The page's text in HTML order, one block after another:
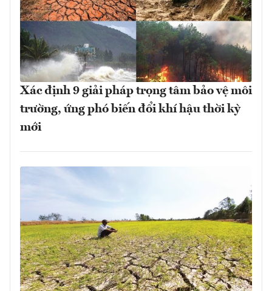
Xác định 9 giải pháp trọng tâm bảo vệ môi
trường, ứng phó biến đổi khí hậu thời kỳ
mới